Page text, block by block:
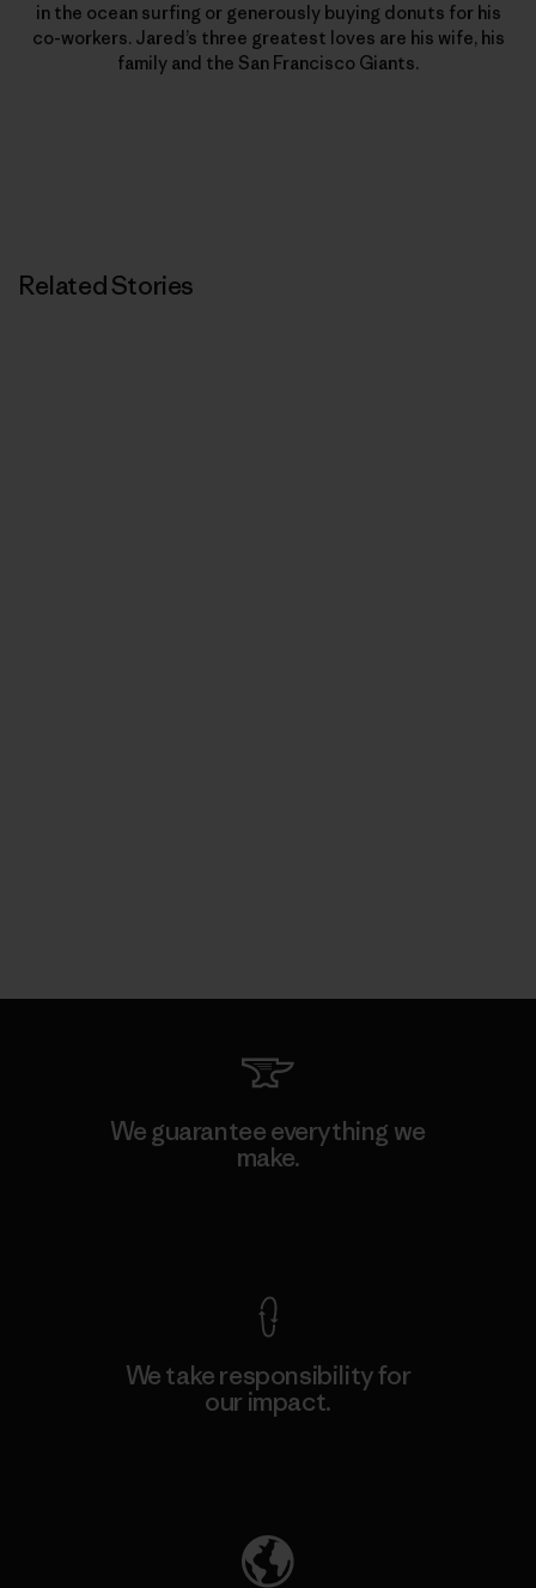
in the ocean surfing or generously buying donuts for his
co-workers. Jared’s three greatest loves are his wife, his
family and the San Francisco Giants.
Related Stories
We guarantee everything we
make.
We take responsibility for
our impact.